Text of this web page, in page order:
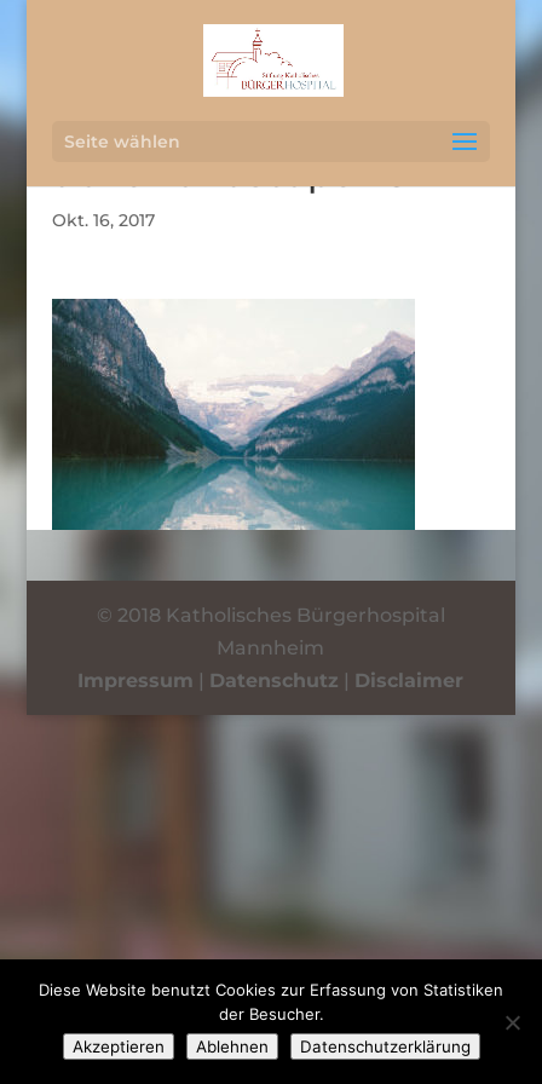
Seite wählen
Okt. 16, 2017
© 2018 Katholisches Bürgerhospital
Mannheim
Impressum | Datenschutz | Disclaimer
Diese Website benutzt Cookies zur Erfassung von Statistiken
der Besucher.
Akzeptieren
Ablehnen Datenschutzerklärung